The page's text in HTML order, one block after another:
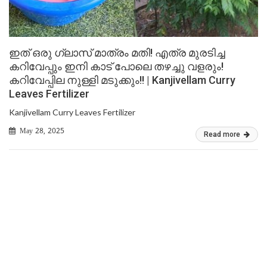
ഇത് ഒരു ഗ്ലാസ് മാത്രം മതി! എത്ര മുരടിച്ച
കറിവേപ്പും ഇനി കാട് പോലെ തഴച്ചു വളരും!
കറിവേപ്പില നുള്ളി മടുക്കും!! | Kanjivellam Curry
Leaves Fertilizer
Kanjivellam Curry Leaves Fertilizer
May 28, 2025 Read more